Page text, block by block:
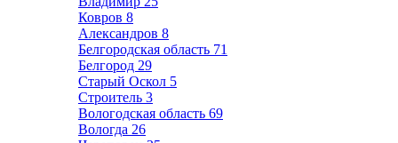
Ковров 8
Александров 8
Белгородская область 71
Белгород 29
Старый Оскол 5
Строитель 3
Вологодская область 69
Вологда 26